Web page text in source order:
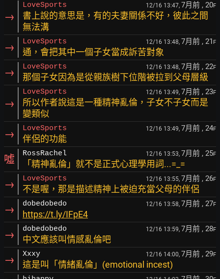
→
LoveSports 12/16 13:47, 7月前 , 20F
書上說的意思是，有的夫妻關係不好，彼此之間
無法溝
→ LoveSports 12/16 13:48, 7月前 , 21 F
通，會把其中一個子女當成訴苦對象
→ LoveSports 12/16 13:48, 7月前 , 22F
那個子女因為是從親族樹下位階被拉到父母層級
→
LoveSports 12/16 13:49, 7月前 , 23F
所以作者說這是一種精神亂倫，子女不子女而是
變類似
→ LoveSports 12/16 13:49, 7月前 , 24F
伴侶的功能
噓 RossRachel 12/16 13:53, 7月前 , 25F
「精神亂倫」就不是正式心理學用詞...=_=
→ LoveSports 12/16 13:55, 7月前 , 26F
不是喔，那是描述精神上被迫充當父母的伴侶
→ dobedobedo 12/16 13:58, 7月前 , 27F
https://t.ly/IFpE4
→ dobedobedo 12/16 13:59, 7月前 , 28F
中文應該叫情感亂倫吧
→ Xxxy 12/16 14:00, 7月前 , 29F
這是叫「情緒亂倫」(emotional incest)